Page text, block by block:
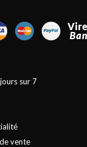
sur 7
vente